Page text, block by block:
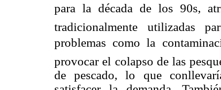
para la década de los 90s,
tradicionalmente utilizadas
problemas como la
provocar el colapso de las
de pescado, lo que